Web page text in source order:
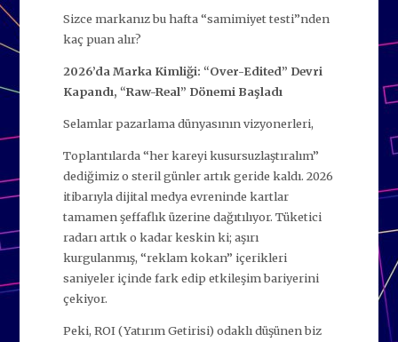
Sizce markanız bu hafta “samimiyet testi”nden
kaç puan alır?
2026’da Marka Kimliği: “Over-Edited” Devri
Kapandı, “Raw-Real” Dönemi Başladı
Selamlar pazarlama dünyasının vizyonerleri,
Toplantılarda “her kareyi kusursuzlaştıralım”
dediğimiz o steril günler artık geride kaldı. 2026
itibarıyla dijital medya evreninde kartlar
tamamen şeffaflık üzerine dağıtılıyor. Tüketici
radarı artık o kadar keskin ki; aşırı
kurgulanmış, “reklam kokan” içerikleri
saniyeler içinde fark edip etkileşim bariyerini
çekiyor.
Peki, ROI (Yatırım Getirisi) odaklı düşünen biz